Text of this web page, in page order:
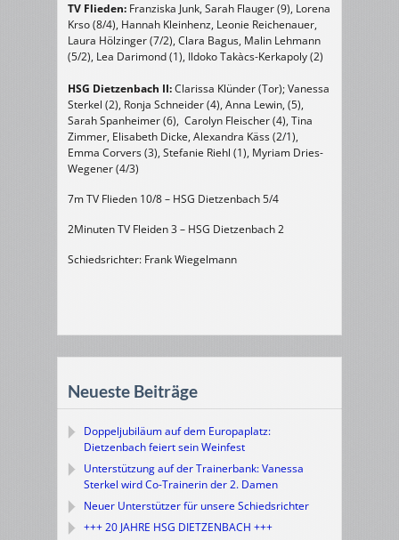
TV Flieden: Franziska Junk, Sarah Flauger (9), Lorena
Krso (8/4), Hannah Kleinhenz, Leonie Reichenauer,
Laura Hölzinger (7/2), Clara Bagus, Malin Lehmann
(5/2), Lea Darimond (1), Ildoko Takàcs-Kerkapoly (2)
HSG Dietzenbach II:Clarissa Klünder (Tor); Vanessa
Sterkel (2), Ronja Schneider (4), Anna Lewin, (5),
Sarah Spanheimer (6), Carolyn Fleischer (4), Tina
Zimmer, Elisabeth Dicke, Alexandra Käss (2/1),
Emma Corvers (3), Stefanie Riehl (1), Myriam Dries-
Wegener (4/3)
7m TV Flieden 10/8 – HSG Dietzenbach 5/4
2Minuten TV Fleiden 3 – HSG Dietzenbach 2
Schiedsrichter: Frank Wiegelmann
Neueste Beiträge
Doppeljubiläum auf dem Europaplatz:
Dietzenbach feiert sein Weinfest
Unterstützung auf der Trainerbank: Vanessa
Sterkel wird Co-Trainerin der 2. Damen
Neuer Unterstützer für unsere Schiedsrichter
+++ 20 JAHRE HSG DIETZENBACH +++